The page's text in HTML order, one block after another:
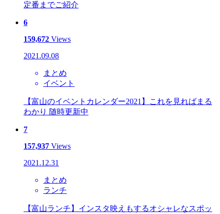
定番までご紹介
6
159,672 Views
2021.09.08
まとめ
イベント
【富山のイベントカレンダー2021】これを見ればまる
わかり 随時更新中
7
157,937 Views
2021.12.31
まとめ
ランチ
【富山ランチ】インスタ映えもするオシャレなスポッ